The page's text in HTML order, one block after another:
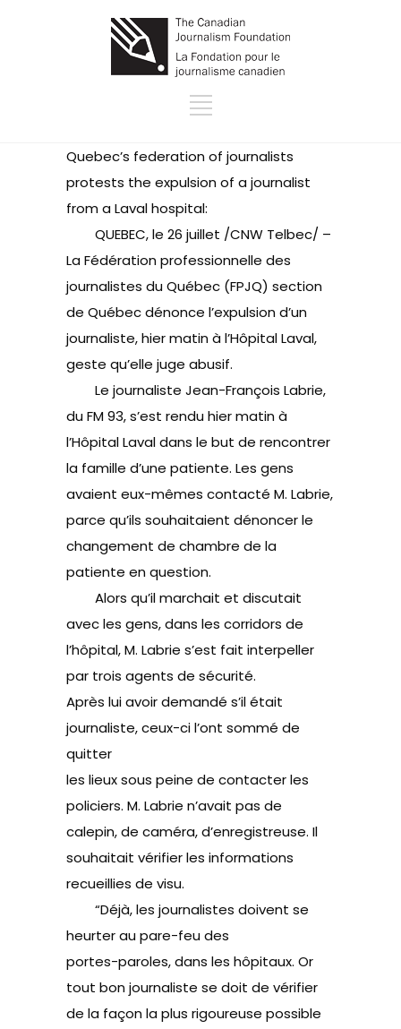
Quebec’s federation of journalists
protests the expulsion of a journalist
from a Laval hospital:
QUEBEC, le 26 juillet /CNW Telbec/ –
La Fédération professionnelle des
journalistes du Québec (FPJQ) section
de Québec dénonce l’expulsion d’un
journaliste, hier matin à l’Hôpital Laval,
geste qu’elle juge abusif.
Le journaliste Jean-François Labrie,
du FM 93, s’est rendu hier matin à
l’Hôpital Laval dans le but de rencontrer
la famille d’une patiente. Les gens
avaient eux-mêmes contacté M. Labrie,
parce qu’ils souhaitaient dénoncer le
changement de chambre de la
patiente en question.
Alors qu’il marchait et discutait
avec les gens, dans les corridors de
l’hôpital, M. Labrie s’est fait interpeller
par trois agents de sécurité.
Après lui avoir demandé s’il était
journaliste, ceux-ci l’ont sommé de
quitter
les lieux sous peine de contacter les
policiers. M. Labrie n’avait pas de
calepin, de caméra, d’enregistreuse. Il
souhaitait vérifier les informations
recueillies de visu.
“Déjà, les journalistes doivent se
heurter au pare-feu des
portes-paroles, dans les hôpitaux. Or
tout bon journaliste se doit de vérifier
de la façon la plus rigoureuse possible